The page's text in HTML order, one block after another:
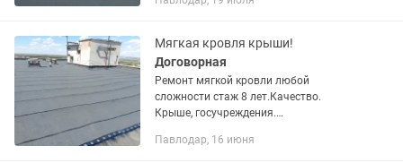
,гаражи,козырьки,балконы, склады,
учереждения,...
Мягкая кровля крыши!
Договорная
Ремонт мягкой кровли любой
сложности стаж 8 лет.Качество.
Крыше, госучреждения.
ые объекты, делаем всё. Договор,
Павлодар, 16 июня